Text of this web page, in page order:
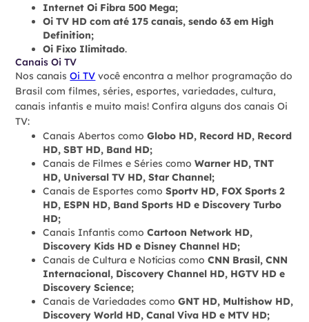
Internet Oi Fibra 500 Mega;
Oi TV HD com até 175 canais, sendo 63 em High
Definition;
Oi Fixo Ilimitado.
Canais Oi TV
Nos canaisOi TV você encontra a melhor programação do
Brasil com filmes, séries, esportes, variedades, cultura,
canais infantis e muito mais! Confira alguns dos canais Oi
TV:
Canais Abertos como Globo HD, Record HD, Record
HD, SBT HD, Band HD;
Canais de Filmes e Séries como Warner HD, TNT
HD, Universal TV HD, Star Channel;
Canais de Esportes como Sportv HD, FOX Sports 2
HD, ESPN HD, Band Sports HD e Discovery Turbo
HD;
Canais Infantis como Cartoon Network HD,
Discovery Kids HD e Disney Channel HD;
Canais de Cultura e Notícias comoCNN Brasil, CNN
Internacional, Discovery Channel HD, HGTV HD e
Discovery Science;
Canais de Variedades como GNT HD, Multishow HD,
Discovery World HD, Canal Viva HD e MTV HD;